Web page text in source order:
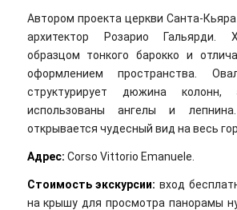
Автором проекта церкви Санта-
архитектор Розарио Гальярди.
образцом тонкого барокко и
оформлением пространства.
структурирует дюжина
использованы ангелы и
открывается чудесный вид на весь
Адрес: Corso Vittorio Emanuele.
Стоимость экскурсии: вход
на крышу для просмотра панорамы